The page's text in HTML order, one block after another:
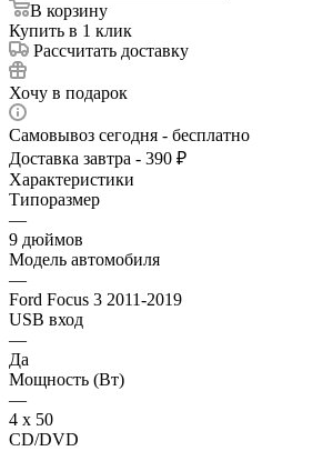
В корзину
Купить в 1 клик
Рассчитать доставку
Хочу в подарок
Самовывоз сегодня - бесплатно
Доставка завтра - 390 ₽
Характеристики
Типоразмер
—
9 дюймов
Модель автомобиля
—
Ford Focus 3 2011-2019
USB вход
—
Да
Мощность (Вт)
—
4 х 50
CD/DVD